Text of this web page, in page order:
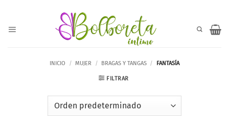
INICIO / MUJER / BRAGAS Y TANGAS / FANTASÍA
FILTRAR